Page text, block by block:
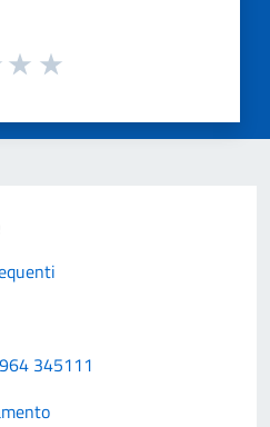
345111